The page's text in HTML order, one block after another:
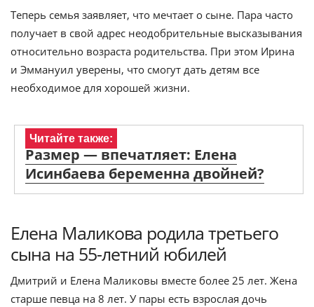
Теперь семья заявляет, что мечтает о сыне. Пара часто
получает в свой адрес неодобрительные высказывания
относительно возраста родительства. При этом Ирина
и Эммануил уверены, что смогут дать детям все
необходимое для хорошей жизни.
Читайте также:
Размер — впечатляет: Елена
Исинбаева беременна двойней?
Елена Маликова родила третьего
сына на 55-летний юбилей
Дмитрий и Елена Маликовы вместе более 25 лет. Жена
старше певца на 8 лет. У пары есть взрослая дочь